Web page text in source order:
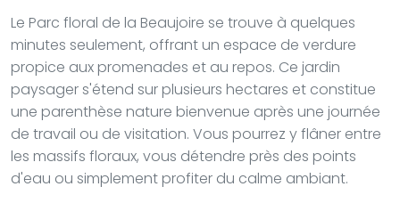
Le Parc floral de la Beaujoire se trouve à quelques
minutes seulement, offrant un espace de verdure
propice aux promenades et au repos. Ce jardin
paysager s'étend sur plusieurs hectares et constitue
une parenthèse nature bienvenue après une journée
de travail ou de visitation. Vous pourrez y flâner entre
les massifs floraux, vous détendre près des points
d'eau ou simplement profiter du calme ambiant.